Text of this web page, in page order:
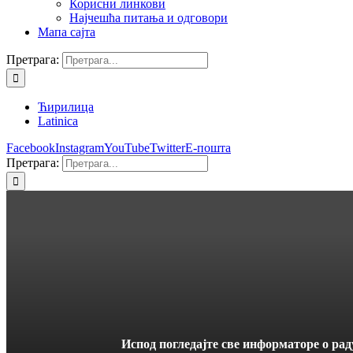
Корисни линкови
Најчешћа питања и одговори
Мапа сајта
Претрага:
Ћирилица
Latinica
FacebookInstagramYouTubeTwitterЕ-пошта
Претрага:
Испод погледајте све информаторе о